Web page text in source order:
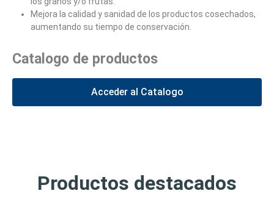
Mejora la calidad y sanidad de los productos cosechados,
aumentando su tiempo de conservación.
Catalogo de productos
Acceder al Catalogo
Productos destacados